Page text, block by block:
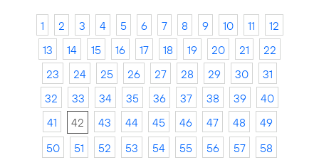
1 2 3 4 5 6 7 8 9 10 11
12
13
14 15 16 17 18 19 20 21
22
23
24 25 26 27 28 29 30
31
32
33 34 35 36 37 38 39
40
41
42 43 44 45 46 47 48
49
50
51 52 53 54 55 56 57
58